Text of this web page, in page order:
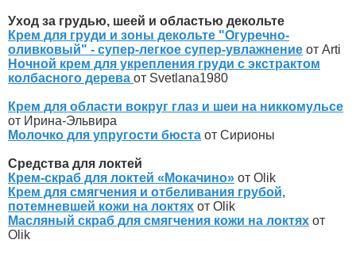
Уход за грудью, шеей и областью декольте
Крем для груди и зоны декольте "Огуречно-
оливковый" - супер-легкое супер-увлажнение от Arti
Ночной крем для укрепления груди с экстрактом
колбасного дерева от Svetlana1980
Крем для области вокруг глаз и шеи на никкомульсе
от Ирина-Эльвира
Молочко для упругости бюста от Сирионы
Средства для локтей
Крем-скраб для локтей «Мокачино» от Olik
Крем для смягчения и отбеливания грубой,
потемневшей кожи на локтях от Olik
Масляный скраб для смягчения кожи на локтях от
Olik